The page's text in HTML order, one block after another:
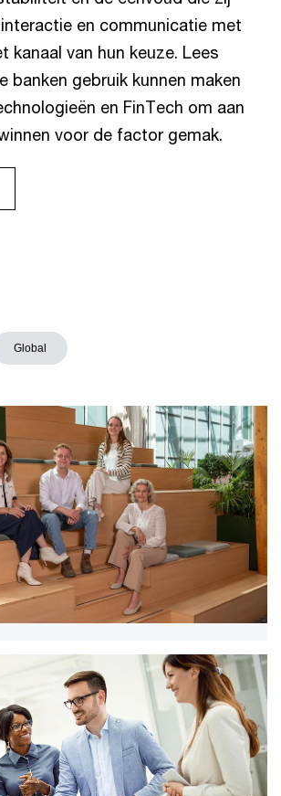
en communicatie met
kanaal van hun keuze. Lees
banken gebruik kunnen maken
en FinTech om aan
voor de factor gemak.
Global
meetbaar
impact op
en bedrijfswaarde
van Achmea werd met PwC
Achmea kan nu sturen op